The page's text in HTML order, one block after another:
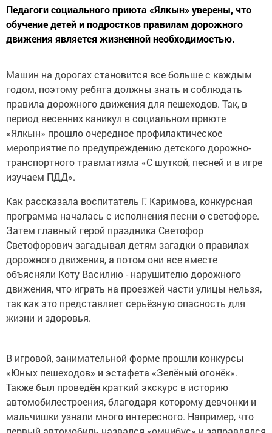
Педагоги социального приюта «Ялкын» уверены, что
обучение детей и подростков правилам дорожного
движения является жизненной необходимостью.
Машин на дорогах становится все больше с каждым
годом, поэтому ребята должны знать и соблюдать
правила дорожного движения для пешеходов. Так, в
период весенних каникул в социальном приюте
«Ялкын» прошло очередное профилактическое
мероприятие по предупреждению детского дорожно-
транспортного травматизма «С шуткой, песней и в игре
изучаем ПДД».
Как рассказала воспитатель Г. Каримова, конкурсная
программа началась с исполнения песни о светофоре.
Затем главный герой праздника Светофор
Светофорович загадывал детям загадки о правилах
дорожного движения, а потом они все вместе
объясняли Коту Василию - нарушителю дорожного
движения, что играть на проезжей части улицы нельзя,
так как это представляет серьёзную опасность для
жизни и здоровья.
В игровой, занимательной форме прошли конкурсы
«Юных пешеходов» и эстафета «Зелёный огонёк».
Также был проведён краткий экскурс в историю
автомобилестроения, благодаря которому девчонки и
мальчишки узнали много интересного. Например, что